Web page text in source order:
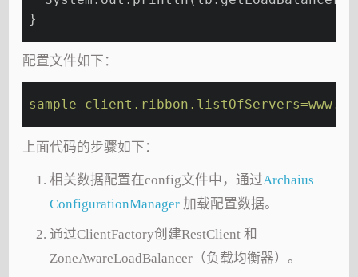
}
配置文件如下：
sample-
上面代码的步骤如下：
相关数据配置在config文件中，通过Archaius
ConfigurationManager加载配置数据。
通过ClientFactory创建RestClient 和
ZoneAwareLoadBalancer（负载均衡器）。